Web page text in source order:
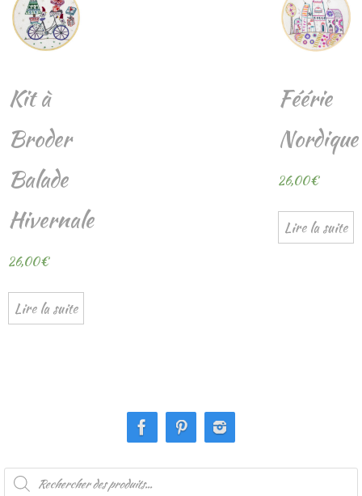
Kit à
Broder
Balade
Hivernale
26,00€
Lire la suite
Féérie
Nordique
26,00€
Lire la suite
Recherche